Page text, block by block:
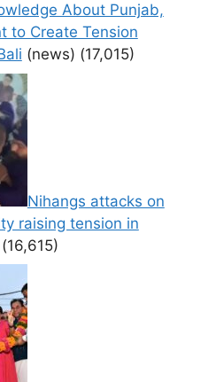
About Punjab,
to Create Tension
(news) (17,015)
Nihangs attacks on
raising tension in
(16,615)